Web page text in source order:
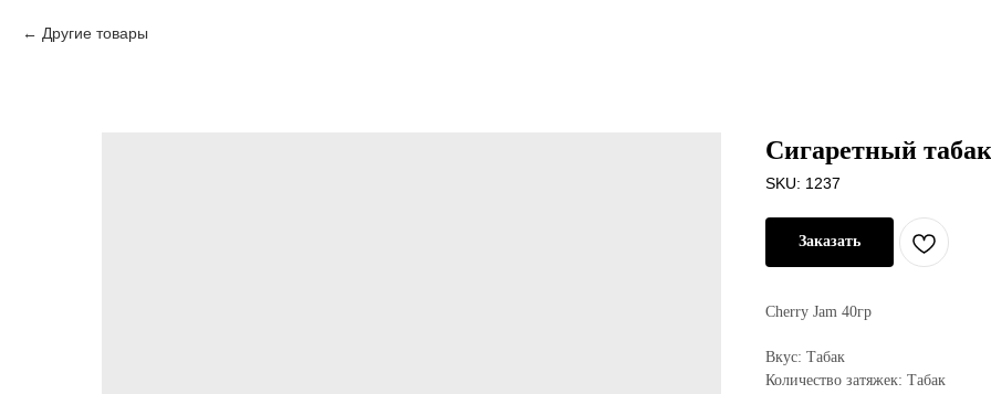
Другие товары
Сигаретный
SKU: 1237
Заказать
Cherry Jam 40гр
Вкус: Табак
Количество затяжек: Табак